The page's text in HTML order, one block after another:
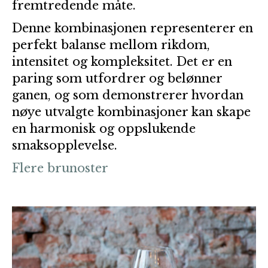
fremtredende måte.
Denne kombinasjonen representerer en
perfekt balanse mellom rikdom,
intensitet og kompleksitet. Det er en
paring som utfordrer og belønner
ganen, og som demonstrerer hvordan
nøye utvalgte kombinasjoner kan skape
en harmonisk og oppslukende
smaksopplevelse.
Flere brunoster